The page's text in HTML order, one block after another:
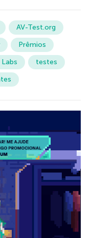
AV-Test.org
Prêmios
Labs
testes